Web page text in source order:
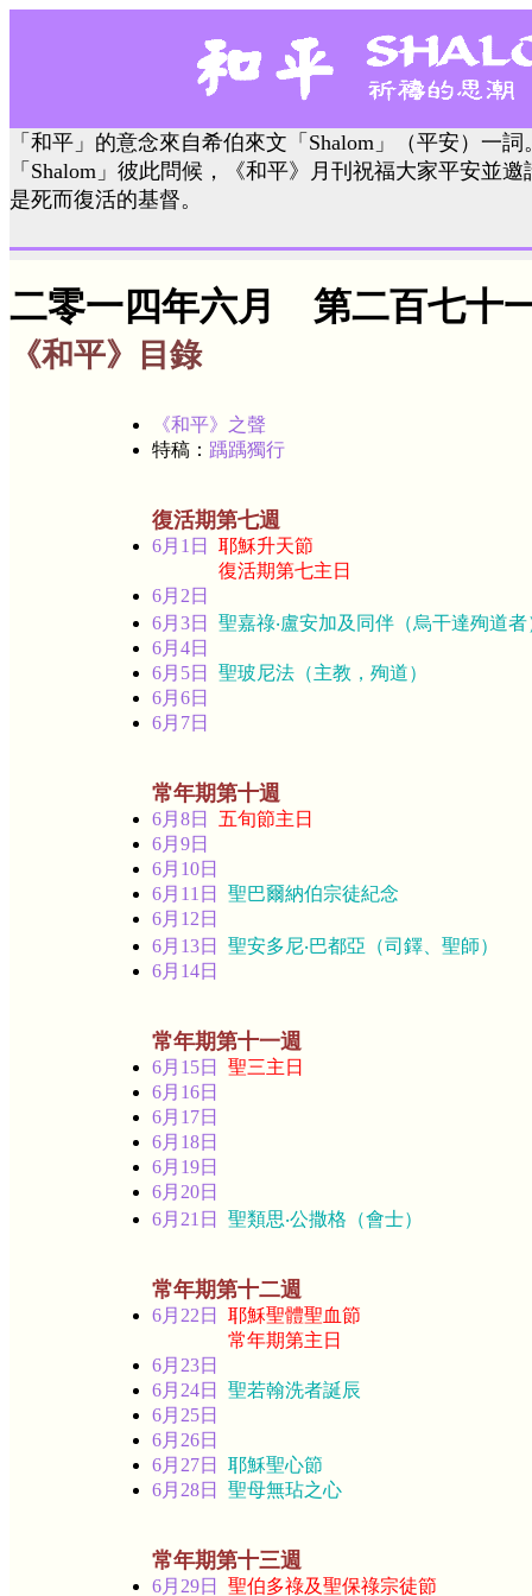
「和平」的意念來自希伯來文「Shalom」（平安）一
「Shalom」彼此問候，《和平》月刊祝福大家平安並
是死而復活的基督。
二零一四年六月 第二百七十
《和平》目錄
《和平》之聲
特稿： 踽踽獨行
復活期第七週
6月1日
耶穌升天節
復活期第七主日
6月2日
6月3日 聖嘉祿‧盧安加及同伴（烏干達殉道者
6月4日
6月5日
聖玻尼法（主教，殉道）
6月6日
6月7日
常年期第十週
6月8日
五旬節主日
6月9日
6月10日
6月11日
聖巴爾納伯宗徒紀念
6月12日
6月13日 聖安多尼‧巴都亞（司鐸、聖師）
6月14日
常年期第十一週
6月15日
聖三主日
6月16日
6月17日
6月18日
6月19日
6月20日
6月21日 聖類思‧公撒格（會士）
常年期第十二週
6月22日 耶穌聖體聖血節
常年期第主日
6月23日
6月24日
聖若翰洗者誕辰
6月25日
6月26日
6月27日 耶穌聖心節
6月28日
聖母無玷之心
常年期第十三週
6月29日
聖伯多祿及聖保祿宗徒節